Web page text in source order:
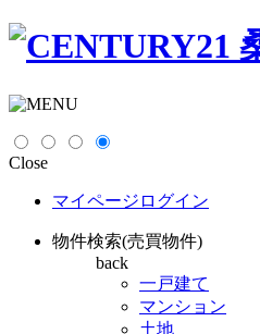
Close
マイページログイン
物件検索(売買物件)
back
一戸建て
マンション
土地